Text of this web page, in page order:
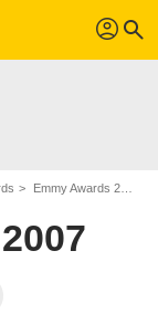
profil search
Emmy Awards 2007 - Edition n°59